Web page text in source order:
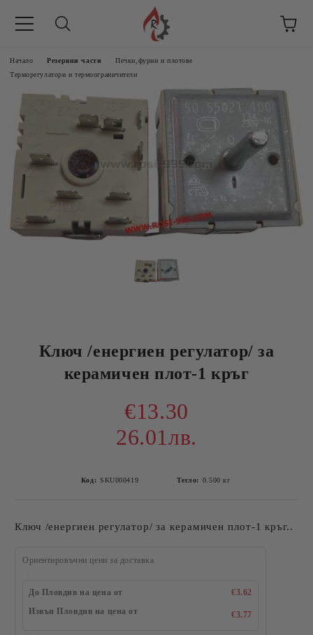
Начало Резервни части
Печки,фурни и плотове
Терморегулатори и термоограничители
Ключ /енергиен регулатор/ за
керамичен плот-1 кръг
€13.30
26.01лв.
Код: SKU000419 Тегло: 0.500 кг
Ключ /енергиен регулатор/ за керамичен плот-1 кръг..
Ориентировъчни цени за доставка
До Пловдив на цена от
€3.62
Извън Пловдив на цена от
€3.77